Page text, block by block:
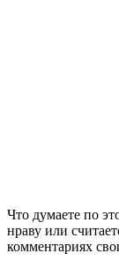
Что думаете по
нраву или
комментариях